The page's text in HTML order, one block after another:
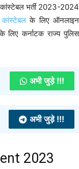
भर्ती 2023-2024
के लिए ऑनलाइन
कर्नाटक राज्य पुलिस
अभी जुड़े !!!
अभी जुड़े !!!
2023